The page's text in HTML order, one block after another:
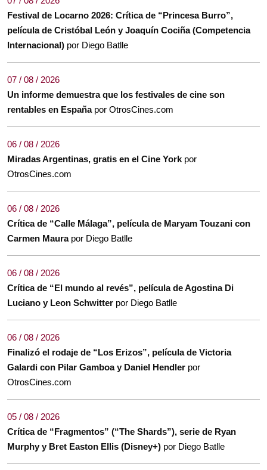
Festival de Locarno 2026: Crítica de “Princesa Burro”,
película de Cristóbal León y Joaquín Cociña (Competencia
Internacional) por Diego Batlle
07 / 08 / 2026
Un informe demuestra que los festivales de cine son
rentables en España por OtrosCines.com
06 / 08 / 2026
Miradas Argentinas, gratis en el Cine York por
OtrosCines.com
06 / 08 / 2026
Crítica de “Calle Málaga”, película de Maryam Touzani con
Carmen Maura por Diego Batlle
06 / 08 / 2026
Crítica de “El mundo al revés”, película de Agostina Di
Luciano y Leon Schwitter por Diego Batlle
06 / 08 / 2026
Finalizó el rodaje de “Los Erizos”, película de Victoria
Galardi con Pilar Gamboa y Daniel Hendler por
OtrosCines.com
05 / 08 / 2026
Crítica de “Fragmentos” (“The Shards”), serie de Ryan
Murphy y Bret Easton Ellis (Disney+) por Diego Batlle